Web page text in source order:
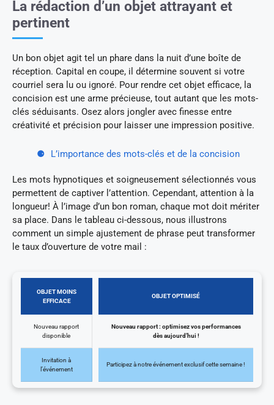
La rédaction d’un objet attrayant et
pertinent
Un bon objet agit tel un phare dans la nuit d’une boîte de
réception. Capital en coupe, il détermine souvent si votre
courriel sera lu ou ignoré. Pour rendre cet objet efficace, la
concision est une arme précieuse, tout autant que les mots-
clés séduisants. Osez alors jongler avec finesse entre
créativité et précision pour laisser une impression positive.
L’importance des mots-clés et de la concision
Les mots hypnotiques et soigneusement sélectionnés vous
permettent de captiver l’attention. Cependant, attention à la
longueur! À l’image d’un bon roman, chaque mot doit mériter
sa place. Dans le tableau ci-dessous, nous illustrons
comment un simple ajustement de phrase peut transformer
le taux d’ouverture de votre mail :
OBJET MOINS
EFFICACE
OBJET OPTIMISÉ
Nouveau rapport
disponible
Nouveau rapport : optimisez vos performances
dès aujourd’hui !
Invitation à
l’événement
Participez à notre événement exclusif cette semaine !